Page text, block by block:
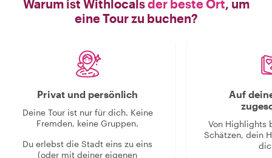
Warum ist Withlocalsder beste Ort, um
eine Tour zu buchen?
Privat und persönlich
Deine Tour ist nur für dich. Keine
Fremden, keine Gruppen.
Du erlebst die Stadt eins zu eins
(oder mit deiner eigenen
Auf
Von Highlights
Schätzen, dein